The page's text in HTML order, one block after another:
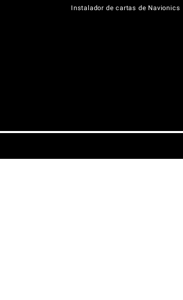
Instalador de cartas de Navionics